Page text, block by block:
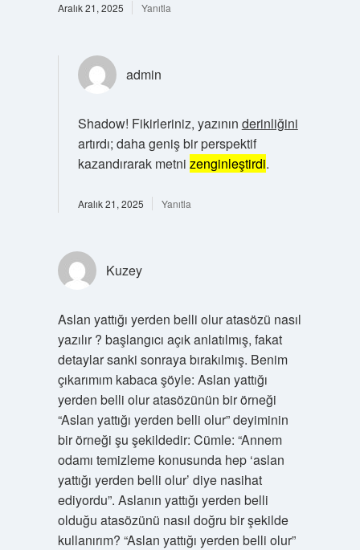
Aralık 21, 2025 Yanıtla
admin
Shadow! Fikirleriniz, yazının derinliğini
artırdı; daha geniş bir perspektif
kazandırarak metni zenginleştirdi.
Aralık 21, 2025 Yanıtla
Kuzey
Aslan yattığı yerden belli olur atasözü nasıl
yazılır ? başlangıcı açık anlatılmış, fakat
detaylar sanki sonraya bırakılmış. Benim
çıkarımım kabaca şöyle: Aslan yattığı
yerden belli olur atasözünün bir örneği
“Aslan yattığı yerden belli olur” deyiminin
bir örneği şu şekildedir: Cümle: “Annem
odamı temizleme konusunda hep ‘aslan
yattığı yerden belli olur’ diye nasihat
ediyordu”. Aslanın yattığı yerden belli
olduğu atasözünü nasıl doğru bir şekilde
kullanırım? “Aslan yattığı yerden belli olur”